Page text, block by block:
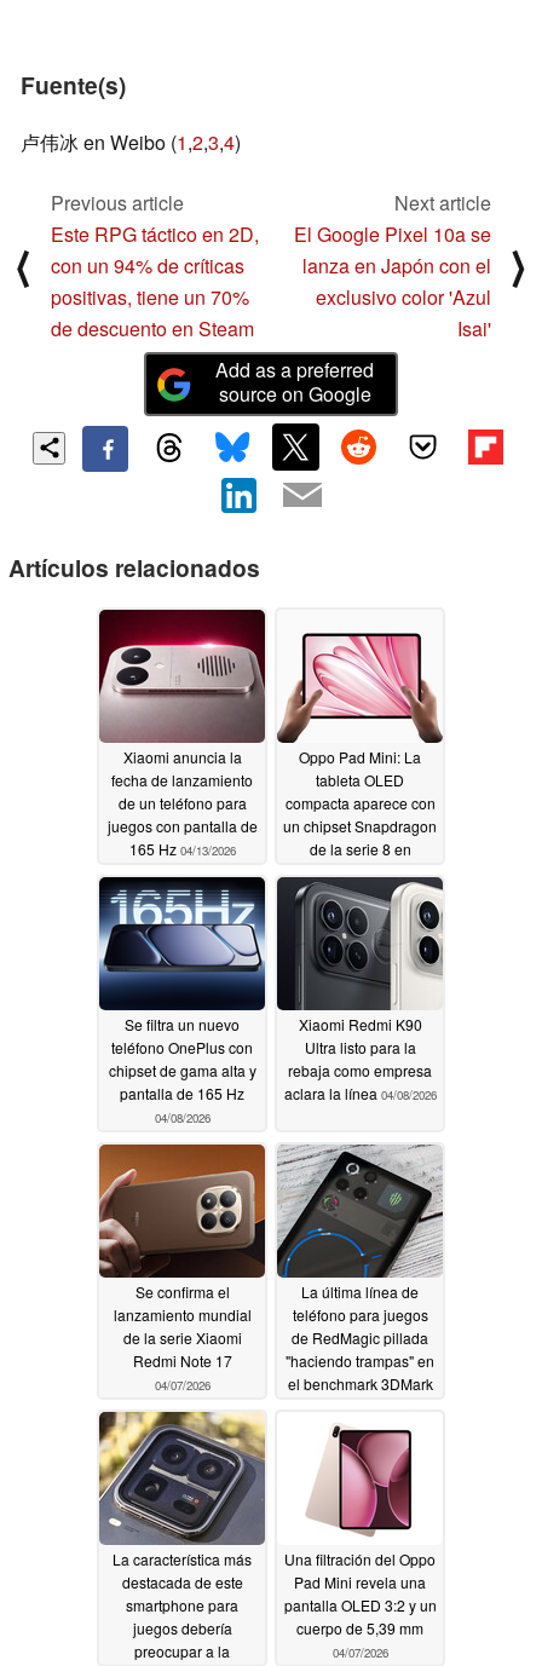
Fuente(s)
卢伟冰 en Weibo (1,2,3,4)
⟨
Previous article
Este RPG táctico en 2D,
con un 94% de críticas
positivas, tiene un 70%
de descuento en Steam
Next article
El Google Pixel 10a se
lanza en Japón con el
exclusivo color 'Azul
Isai'
⟩
Add as a preferred
source on Google
Artículos relacionados
Xiaomi anuncia la
fecha de lanzamiento
de un teléfono para
juegos con pantalla de
165 Hz 04/13/2026
Oppo Pad Mini: La
tableta OLED
compacta aparece con
un chipset Snapdragon
de la serie 8 en
04/09/2026
Se filtra un nuevo
teléfono OnePlus con
chipset de gama alta y
pantalla de 165 Hz
04/08/2026
Xiaomi Redmi K90
Ultra listo para la
rebaja como empresa
aclara la línea 04/08/2026
Se confirma el
lanzamiento mundial
de la serie Xiaomi
Redmi Note 17
04/07/2026
La última línea de
teléfono para juegos
de RedMagic pillada
"haciendo trampas" en
el benchmark 3DMark
La característica más
destacada de este
smartphone para
juegos debería
preocupar a la
Una filtración del Oppo
Pad Mini revela una
pantalla OLED 3:2 y un
cuerpo de 5,39 mm
04/07/2026